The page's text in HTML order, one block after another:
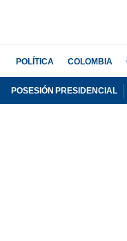
POLÍTICA COLOMBIA
POSESIÓN PRESIDENCIAL